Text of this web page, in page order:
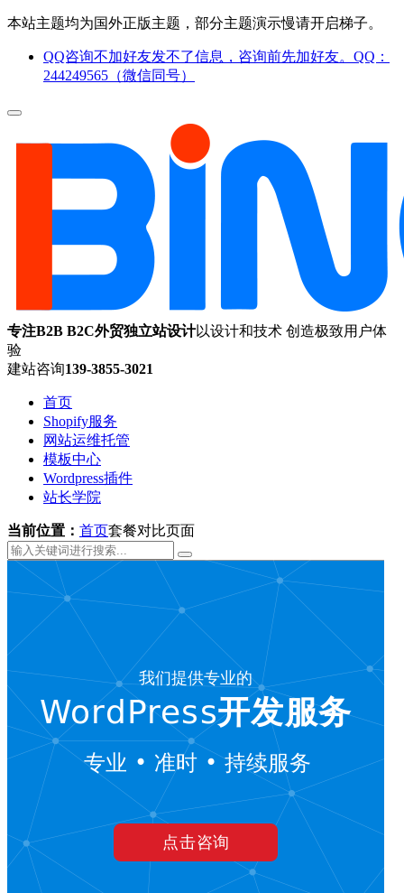
本站主题均为国外正版主题，部分主题演示慢请开启梯子。
QQ咨询不加好友发不了信息，咨询前先加好友。QQ：
244249565（微信同号）
专注B2B B2C外贸独立站设计以设计和技术 创造极致用户体
验
建站咨询139-3855-3021
首页
Shopify服务
网站运维托管
模板中心
Wordpress插件
站长学院
当前位置： 首页套餐对比页面